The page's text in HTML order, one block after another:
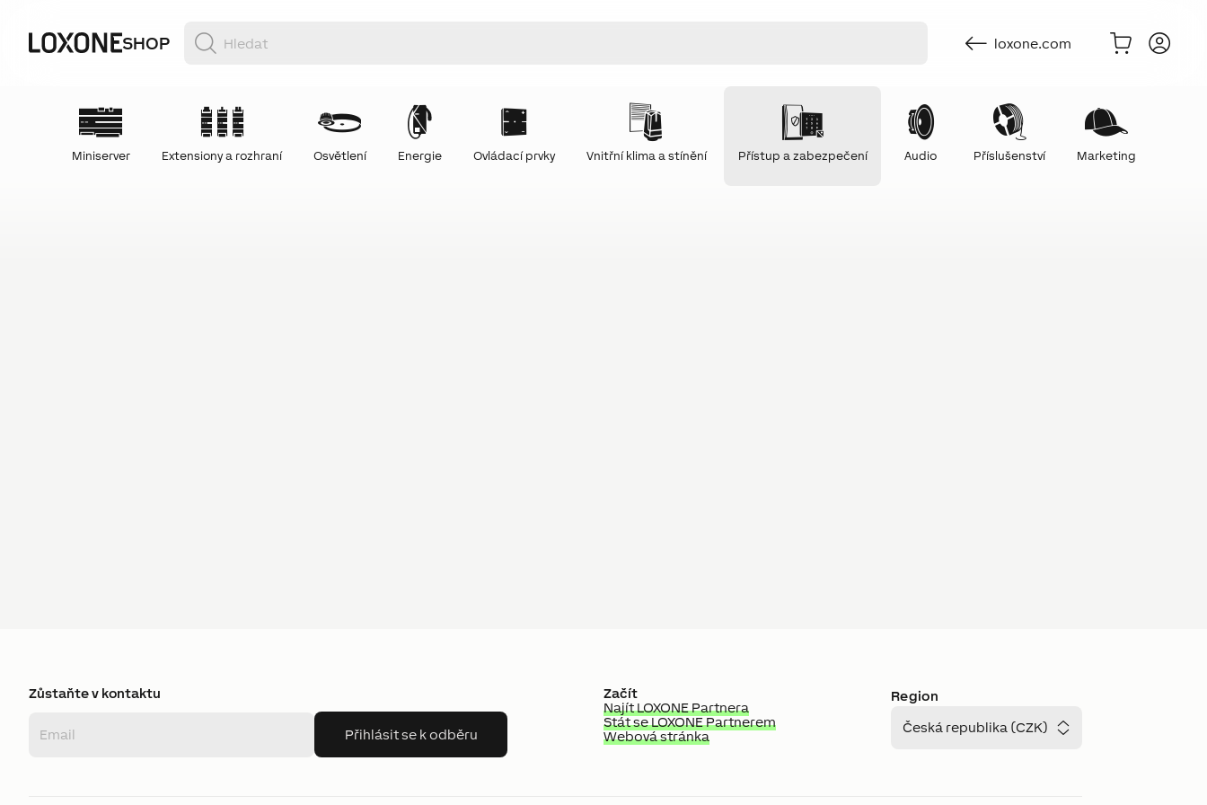
SHOP loxone.com
Miniserver Extensiony a rozhraní Osvětlení Energie Ovládací prvky Vnitřní klima a stínění Přístup a zabezpečení Audio Příslušenství Marketing
Zůstaňte v kontaktu
Přihlásit se k odběru
Začít
Najít LOXONE Partnera
Stát se LOXONE Partnerem
Webová stránka
Region
Česká republika (CZK)